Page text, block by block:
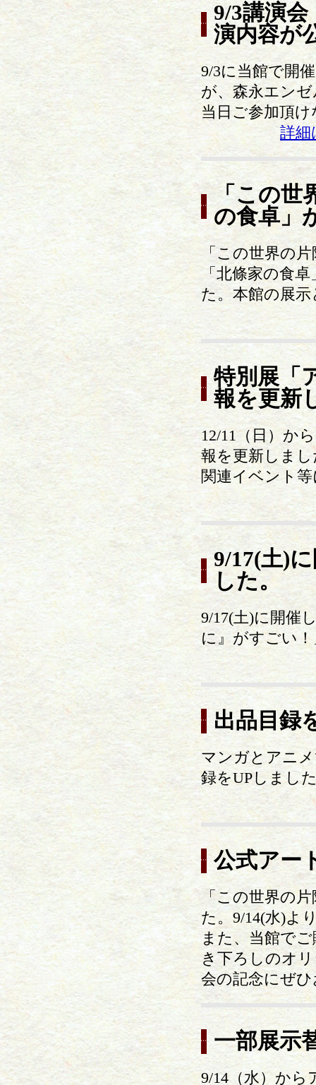
9/3講演
演内容が
9/3に当館で開
が、森永エン
当日ご参加頂
詳細
「この世
の食卓」
「この世界の
「北條家の食
た。本館の展
特別展「
報を更新
12/11（日）か
報を更新しま
関連イベント
9/17(土)
した。
9/17(土)に開催
に』がすごい
出品目録
マンガとアニ
録をUPしまし
公式アー
「この世界の
た。9/14(水)よ
また、当館で
き下ろしのオ
会の記念にぜ
一部展示
9/14（水）から